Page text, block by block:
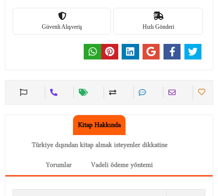
Hızlı Gönderi
Güvenli Alışveriş
Kitap Hakkında
Türkiye dışından kitap almak isteyenler dikkatine
Vadeli ödeme yöntemi
Yorumlar